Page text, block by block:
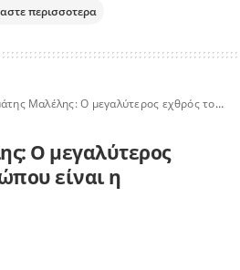
περισσοτερα
Μαλέλης: Ο μεγαλύτερος εχθρός του ανθρώπου είναι η ματαιοδοξία
Ο μεγαλύτερος
είναι η